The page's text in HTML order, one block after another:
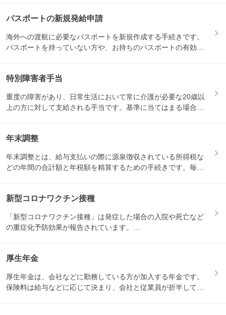
パスポートの新規発給申請
海外への渡航に必要なパスポートを新規作成する手続きです。
パスポートを持っていない方や、お持ちのパスポートの有効期
特別障害者手当
重度の障害があり、日常生活において常に介護が必要な20歳以
上の方に対して支給される手当です。基準に当てはまる場合に
年末調整
年末調整とは、給与支払いの際に源泉徴収されている所得税な
どの年間の合計額と年税額を精算するための手続きです。毎年
新型コロナワクチン接種
「新型コロナワクチン接種」は発症した場合の入院や死亡など
の重症化予防効果が報告されています。
厚生年金
厚生年金は、会社などに勤務している方が加入する年金です。
保険料は給与などに応じて決まり、会社と従業員が折半して負